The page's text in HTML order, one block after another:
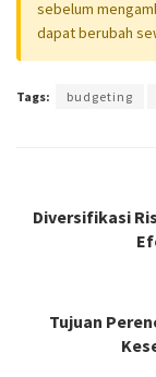
sebelum
dapat berubah
Tags: budgeting
Diversifikasi
Tujuan